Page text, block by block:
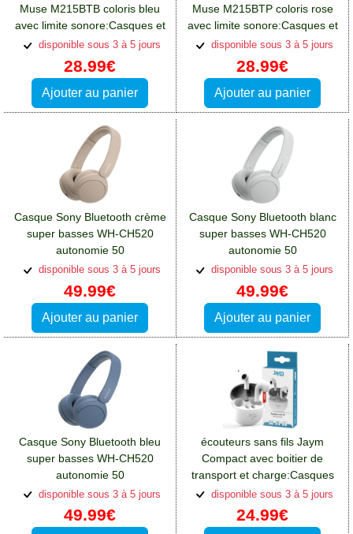
Muse M215BTB coloris bleu
avec limite sonore:Casques et
écouteurs Oppo A76
disponible sous 3 à 5 jours
28.99€
Ajouter au panier
Muse M215BTP coloris rose
avec limite sonore:Casques et
écouteurs Oppo A76
disponible sous 3 à 5 jours
28.99€
Ajouter au panier
Casque Sony Bluetooth crème
super basses WH-CH520
autonomie 50
heures:Casques et écouteurs
Oppo A76
disponible sous 3 à 5 jours
49.99€
Ajouter au panier
Casque Sony Bluetooth blanc
super basses WH-CH520
autonomie 50
heures:Casques et écouteurs
Oppo A76
disponible sous 3 à 5 jours
49.99€
Ajouter au panier
Casque Sony Bluetooth bleu
super basses WH-CH520
autonomie 50
heures:Casques et écouteurs
Oppo A76
disponible sous 3 à 5 jours
49.99€
écouteurs sans fils Jaym
Compact avec boitier de
transport et charge:Casques
et écouteurs Oppo A76
disponible sous 3 à 5 jours
24.99€